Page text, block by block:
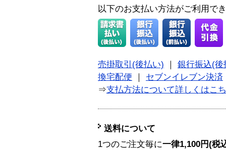
以下のお支払い方法がご利用で
売掛取引(後払い)
銀行振込(後
換宅配便
セブンイレブン決済
⇒支払方法について詳しくはこ
送料について
1つのご注文毎に一律1,100円(税